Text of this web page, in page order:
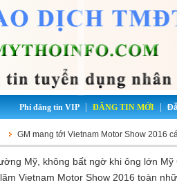
Phí đăng tin VIP ĐĂNG TIN MỚI
GM mang tới Vietnam Motor Show 2016
Mỹ, không bất ngờ khi ông lớn Mỹ
Vietnam Motor Show 2016 toàn